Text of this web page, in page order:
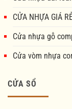
CỬA NHỰA GIÁ
Cửa nhựa gỗ
Cửa vòm nhựa
CỬA SỔ